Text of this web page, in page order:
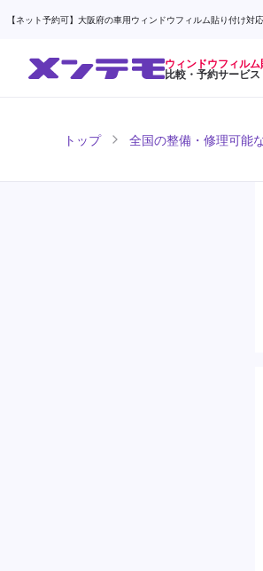
【ネット予約可】大阪府の車用ウィンドウフィルム貼り付け対
ウィンドウフィル
比較・予約サービス
トップ 全国の整備・修理可能